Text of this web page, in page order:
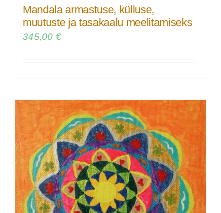
Mandala armastuse, külluse,
muutuste ja tasakaalu meelitamiseks
345,00 €